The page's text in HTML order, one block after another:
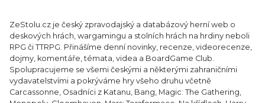
ZeStolu.cz je český zpravodajský a databázový herní web o
deskových hrách, wargamingu a stolních hrách na hrdiny neboli
RPG či TTRPG. Přinášíme denní novinky, recenze, videorecenze,
dojmy, komentáře, témata, videa a BoardGame Club.
Spolupracujeme se všemi českými a některými zahraničními
vydavatelstvími a pokrýváme hry všeho druhu včetně
Carcassonne, Osadníci z Katanu, Bang, Magic: The Gathering,